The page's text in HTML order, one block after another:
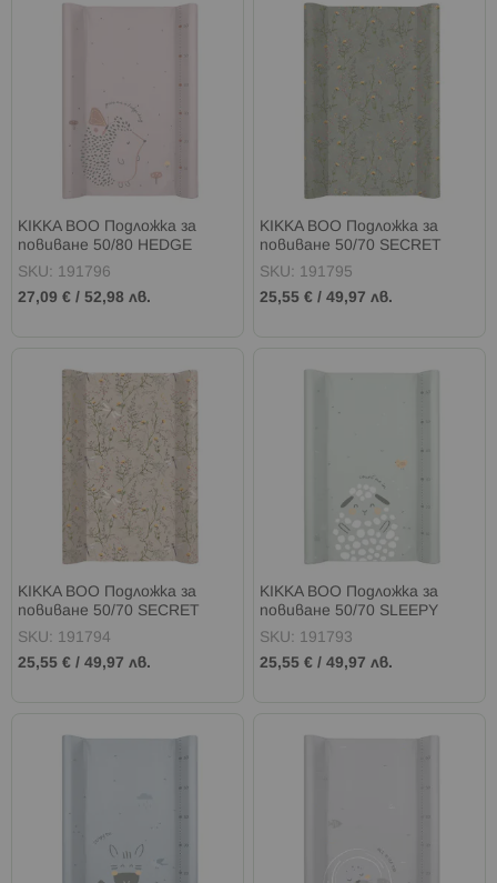
KIKKA BOO Подложка за
повиване 50/80 HEDGE
HUGS
SKU: 191796
27,09 € / 52,98 лв.
KIKKA BOO Подложка за
повиване 50/70 SECRET
GARDEN GREEN
SKU: 191795
25,55 € /49,97 лв.
KIKKA BOO Подложка за
повиване 50/70 SECRET
GARDEN BEIGE
SKU: 191794
25,55 € / 49,97 лв.
KIKKA BOO Подложка за
повиване 50/70 SLEEPY
SHEEP
SKU: 191793
25,55 € /49,97 лв.